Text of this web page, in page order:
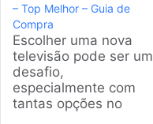
– Top Melhor – Guia de
Compra
Escolher uma nova
televisão pode ser um
desafio,
especialmente com
tantas opções no